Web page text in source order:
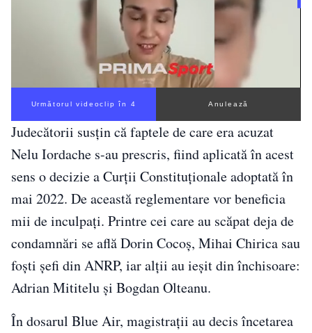
Următorul videoclip în 3 Anulează
Judecătorii susţin că faptele de care era acuzat
Nelu Iordache s-au prescris, fiind aplicată în acest
sens o decizie a Curţii Constituţionale adoptată în
mai 2022. De această reglementare vor beneficia
mii de inculpaţi. Printre cei care au scăpat deja de
condamnări se află Dorin Cocoş, Mihai Chirica sau
foşti şefi din ANRP, iar alţii au ieşit din închisoare:
Adrian Mititelu şi Bogdan Olteanu.
În dosarul Blue Air, magistraţii au decis încetarea